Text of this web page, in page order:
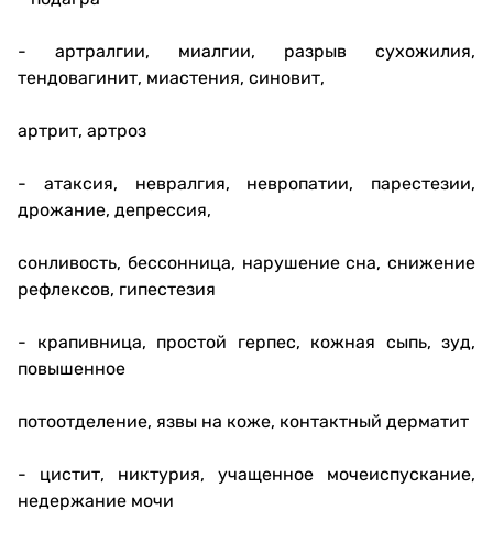
- артралгии, миалгии, разрыв сухожилия,
тендовагинит, миастения, синовит,
артрит, артроз
- атаксия, невралгия, невропатии, парестезии,
дрожание, депрессия,
сонливость, бессонница, нарушение сна, снижение
рефлексов, гипестезия
- крапивница, простой герпес, кожная сыпь, зуд,
повышенное
потоотделение, язвы на коже, контактный дерматит
- цистит, никтурия, учащенное мочеиспускание,
недержание мочи